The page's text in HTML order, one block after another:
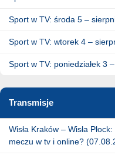
Sport w TV: środa 5 –
Sport w TV: wtorek 4 –
Sport w TV: poniedziałek 3
Transmisje
Wisła Kraków – Wisła
meczu w tv i online?